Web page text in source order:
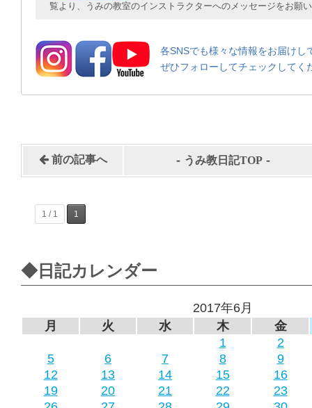
覧より、うみの教室のインストラクターへのメッセージをお願
各SNSでも様々な情報をお届けし
ぜひフォローしてチェックしてく
前の記事へ - うみ教日記TOP -
1 / 1 1
◆日記カレンダー
2017年6月
月
火 水 木
金
1
2
5
6 7 8
9
12
13 14 15
16
19
20 21 22
23